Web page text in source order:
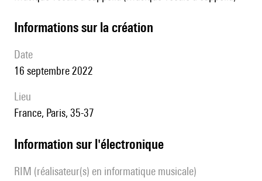
informations sur la création
date
16 septembre 2022
lieu
France, Paris, 35-37
Information sur l'électronique
RIM (réalisateur(s) en informatique musicale)